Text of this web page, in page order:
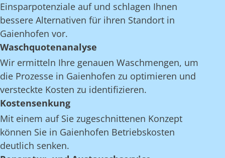
Einsparpotenziale auf und schlagen Ihnen
bessere Alternativen für ihren Standort in
Gaienhofen vor.
Waschquotenanalyse
Wir ermitteln Ihre genauen Waschmengen, um
die Prozesse in Gaienhofen zu optimieren und
versteckte Kosten zu identifizieren.
Kostensenkung
Mit einem auf Sie zugeschnittenen Konzept
können Sie in Gaienhofen Betriebskosten
deutlich senken.